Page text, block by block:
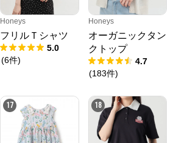
Honeys
フリルＴシャツ
5.0
(6件)
Honeys
オーガニックタン
クトップ
4.7
(183件)
17 18